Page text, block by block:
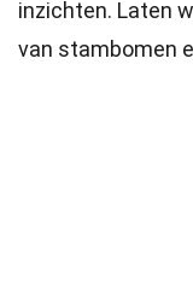
inzichten. Laten
van stambomen